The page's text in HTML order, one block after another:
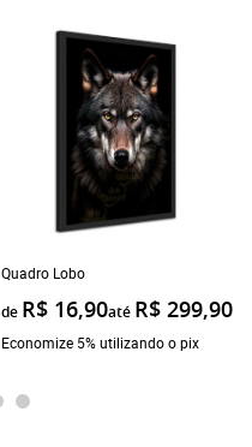
Quadro Lobo
de R$ 16,90até R$ 299,90
Economize 5% utilizando o pix